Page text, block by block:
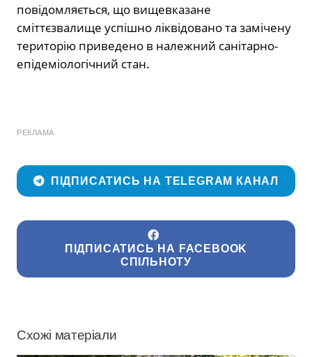
повідомляється, що вищевказане
сміттєзвалище успішно ліквідовано та замічену
територію приведено в належний санітарно-
епідеміологічний стан.
РЕКЛАМА
ПІДПИСАТИСЬ НА TELEGRAM КАНАЛ
ПІДПИСАТИСЬ НА FACEBOOK
СПІЛЬНОТУ
Схожі матеріали